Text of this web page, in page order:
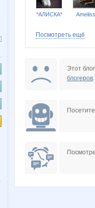
*АЛИСКА* Ameliss
Scarlett.22
dOlia elen76
Посмотреть ещё
Этот
блогеров.